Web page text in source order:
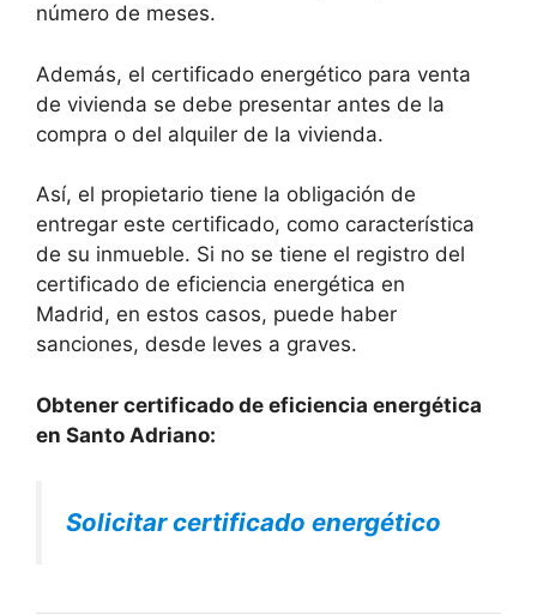
número de meses.
Además, el certificado energético para venta
de vivienda se debe presentar antes de la
compra o del alquiler de la vivienda.
Así, el propietario tiene la obligación de
entregar este certificado, como característica
de su inmueble. Si no se tiene el registro del
certificado de eficiencia energética en
Madrid, en estos casos, puede haber
sanciones, desde leves a graves.
Obtener certificado de eficiencia energética
en Santo Adriano:
Solicitar certificado energético